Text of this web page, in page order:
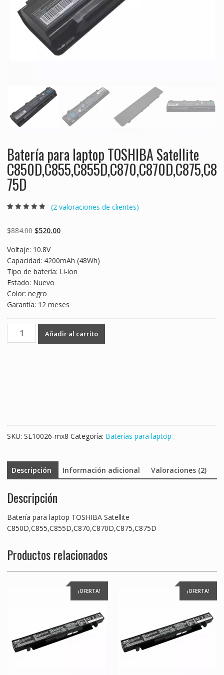
Batería para laptop TOSHIBA Satellite
C850D,C855,C855D,C870,C870D,C875,C8
75D
basado en
puntuaciones
(2 valoraciones de clientes)
$884.00 Original
was:
$884.00.
$520.00Current
$520.00.
Voltaje: 10.8V
Capacidad: 4200mAh (48Wh)
Tipo de batería: Li-ion
Estado: Nuevo
Color: negro
Garantía: 12 meses
Batería
Añadir al carrito
SKU: SL10026-mx8 Categoría: Baterías para laptop
Descripción Información adicional Valoraciones (2)
Descripción
Batería para laptop TOSHIBA Satellite
C850D,C855,C855D,C870,C870D,C875,C875D
Productos relacionados
¡OFERTA! ¡OFERTA!